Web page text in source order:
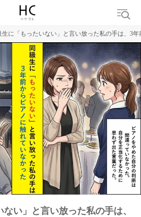
行動 彼女 イイ女 婚活
生に「もったいない」と言い放った私の手は、3
い」と言い放った私の手は、